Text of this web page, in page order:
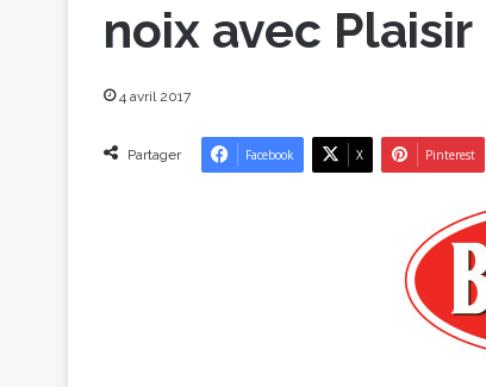
noix avec
4 avril 2017
Partager Facebook X Pinterest